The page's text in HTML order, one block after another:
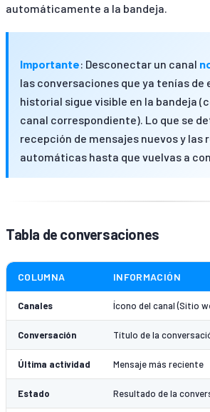
automáticamente a la bandeja.
Importante: Desconectar un canal
las conversaciones que ya tenías de
historial sigue visible en la bandeja
canal correspondiente). Lo que se
recepción de mensajes nuevos y las
automáticas hasta que vuelvas a
Tabla de conversaciones
COLUMNA INFORMACIÓN
Canales Ícono del canal (Sitio
Conversación Título de la
Última actividad Mensaje más reciente
Estado Resultado de la